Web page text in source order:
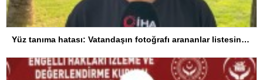
Yüz tanıma hatası: Vatandaşın fotoğrafı arananlar listesine eklendi